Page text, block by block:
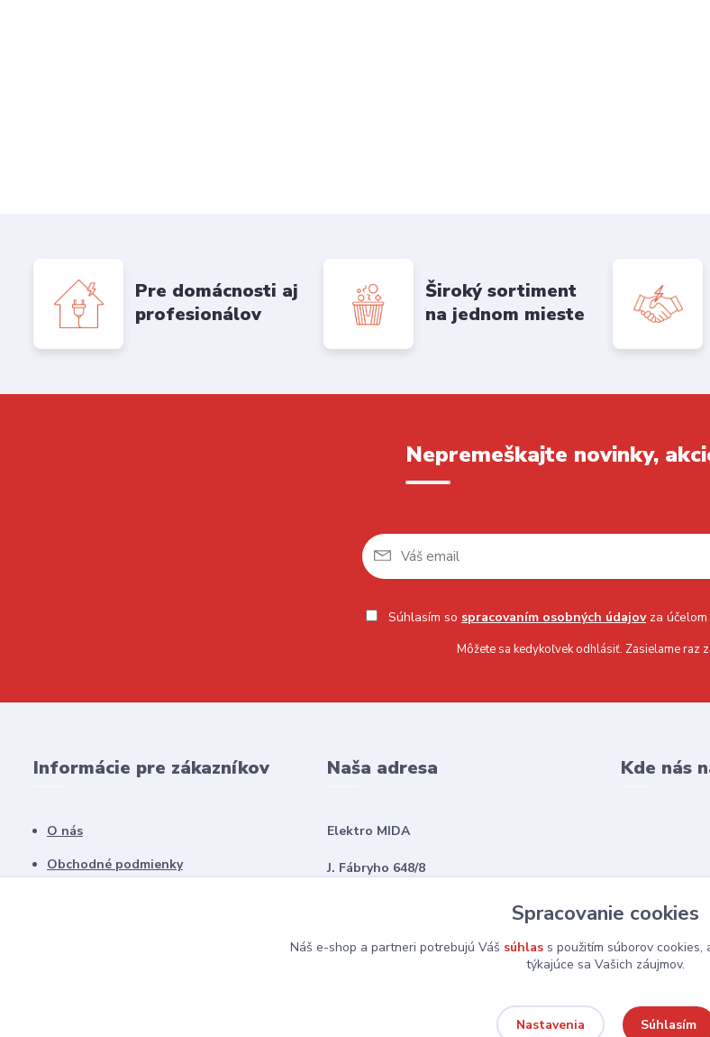
Pre domácnosti aj
profesionálov
Široký sortiment
na jednom mieste
Nepremeškajte novinky,
Súhlasím so spracovaním osobných údajovza
Môžete sa kedykoľvek odhlásiť. Zasielame raz
Informácie pre zákazníkov
O nás
Obchodné podmienky
Naša adresa
Elektro MIDA
J. Fábryho 648/8
Kde nás
Spracovanie cookies
Náš e-shop a partneri potrebujú Váš súhlas s použitím súborov
týkajúce sa Vašich záujmov.
Nastavenia Súhlasím